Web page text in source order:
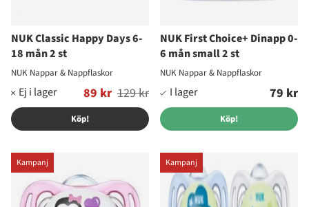
NUK Classic Happy Days 6-
18 mån 2 st
NUK Nappar & Nappflaskor
89 kr
Ordinarie pris: 129 kr
Köp!
NUK First Choice+ Dinapp 0-
6 mån small 2 st
NUK Nappar & Nappflaskor
79 kr
Köp!
Kampanj Kampanj